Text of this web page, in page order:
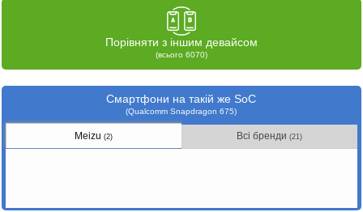
Порівняти з іншим девайсом
(всього 6070)
Смартфони на такій же SoC
(Qualcomm Snapdragon 675)
Meizu(2) Всі бренди(21)